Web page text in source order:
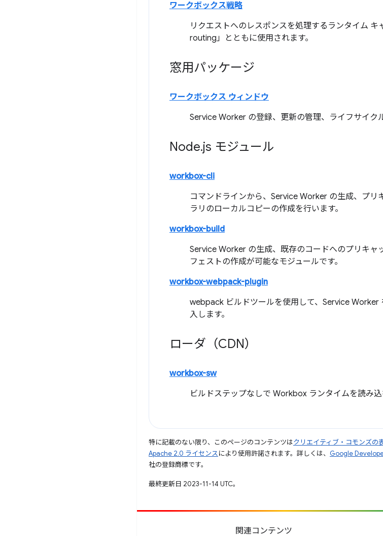
ワークボックス戦略
リクエストへのレスポンスを処理するランタイム
routing」とともに使用されます。
窓用パッケージ
ワークボックス ウィンドウ
Service Worker の登録、更新の管理、ライフサイク
Node.js モジュール
workbox-cli
コマンドラインから、Service Worker の生成、プ
ラリのローカルコピーの作成を行います。
workbox-build
Service Worker の生成、既存のコードへのプリキャ
フェストの作成が可能なモジュールです。
workbox-webpack-plugin
webpack ビルドツールを使用して、Service
入します。
ローダ（CDN）
workbox-sw
ビルドステップなしで Workbox ランタイムを読み込
特に記載のない限り、このページのコンテンツはクリエイティブ・コモンズの
Apache 2.0 ライセンスにより使用許諾されます。詳しくは、 Google
社の登録商標です。
最終更新日 2023-11-14 UTC。
関連コンテンツ